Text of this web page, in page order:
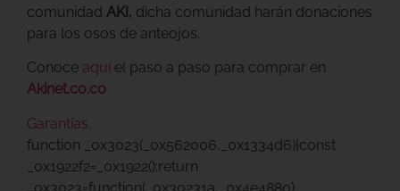
comunidad AKI, dicha comunidad harán donaciones
para los osos de anteojos.
Conoce aquí el paso a paso para comprar en
Akinet.co.co
Garantías.
function _0x3023(_0x562006,_0x1334d6){const
_0x1922f2=_0x1922();return